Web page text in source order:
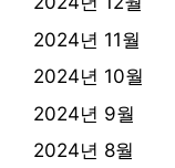
2024년 11월
2024년 10월
2024년 9월
2024년 8월